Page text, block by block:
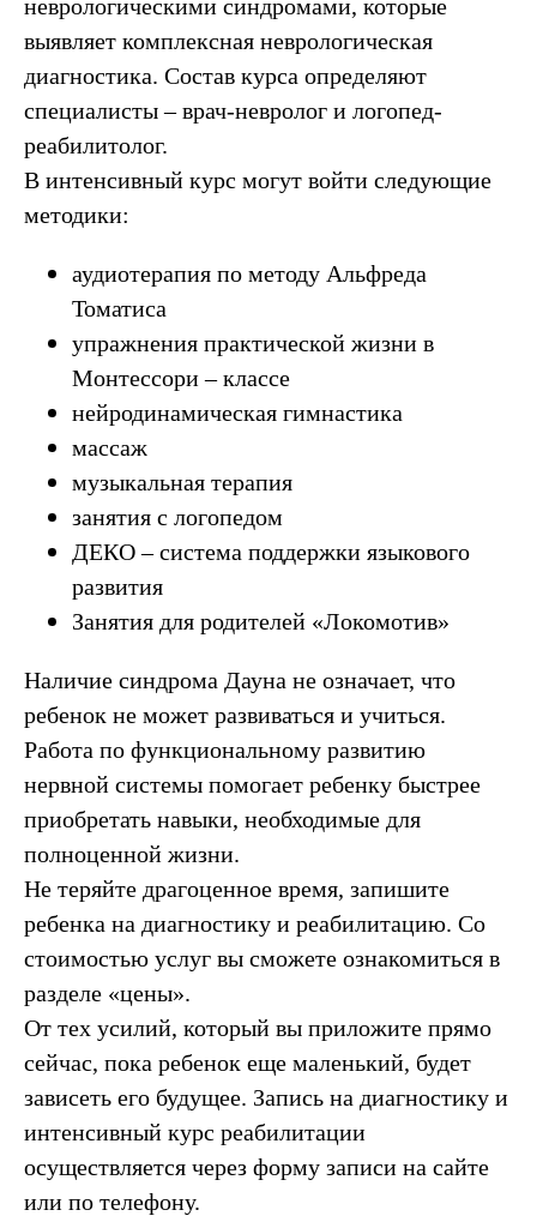
неврологическими синдромами, которые
выявляет комплексная неврологическая
диагностика. Состав курса определяют
специалисты – врач-невролог и логопед-
реабилитолог.
В интенсивный курс могут войти следующие
методики:
аудиотерапия по методу Альфреда
Томатиса
упражнения практической жизни в
Монтессори – классе
нейродинамическая гимнастика
массаж
музыкальная терапия
занятия с логопедом
ДЕКО – система поддержки языкового
развития
Занятия для родителей «Локомотив»
Наличие синдрома Дауна не означает, что
ребенок не может развиваться и учиться.
Работа по функциональному развитию
нервной системы помогает ребенку быстрее
приобретать навыки, необходимые для
полноценной жизни.
Не теряйте драгоценное время, запишите
ребенка на диагностику и реабилитацию. Со
стоимостью услуг вы сможете ознакомиться в
разделе «цены».
От тех усилий, который вы приложите прямо
сейчас, пока ребенок еще маленький, будет
зависеть его будущее. Запись на диагностику и
интенсивный курс реабилитации
осуществляется через форму записи на сайте
или по телефону.